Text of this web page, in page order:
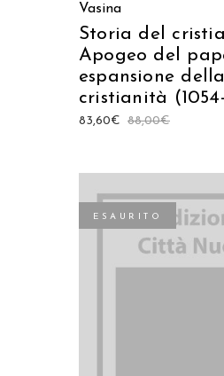
Vasina
Storia del
Apogeo del
espansione della
cristianità (1054-
88,00€
83,60€
ESAURITO